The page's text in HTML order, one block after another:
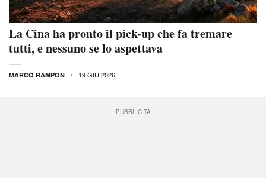
La Cina ha pronto il pick-up che fa tremare
tutti, e nessuno se lo aspettava
MARCO RAMPON 19 GIU 2026
PUBBLICITÀ